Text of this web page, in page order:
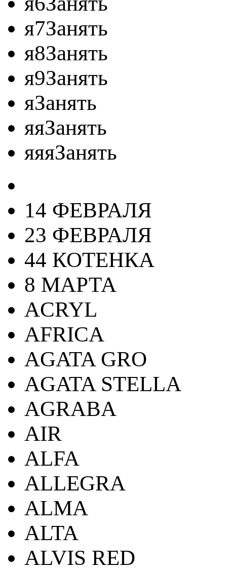
я7Занять
я8Занять
я9Занять
яЗанять
яяЗанять
яяяЗанять
14 ФЕВРАЛЯ
23 ФЕВРАЛЯ
44 КОТЕНКА
8 МАРТА
ACRYL
AFRICA
AGATA GRO
AGATA STELLA
AGRABA
AIR
ALFA
ALLEGRA
ALMA
ALTA
ALVIS RED